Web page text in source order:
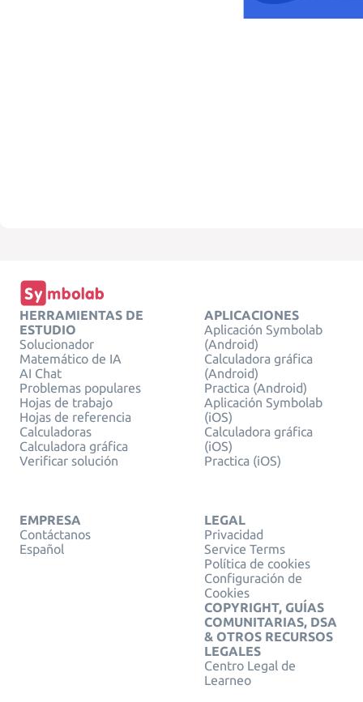
HERRAMIENTAS DE
ESTUDIO
Solucionador
Matemático de IA
AI Chat
Problemas populares
Hojas de trabajo
Hojas de referencia
Calculadoras
Calculadora gráfica
Verificar solución
APLICACIONES
Aplicación Symbolab
(Android)
Calculadora gráfica
(Android)
Practica (Android)
Aplicación Symbolab
(iOS)
Calculadora gráfica
(iOS)
Practica (iOS)
EMPRESA
Contáctanos
Español
LEGAL
Privacidad
Service Terms
Política de cookies
Configuración de
Cookies
COPYRIGHT, GUÍAS
COMUNITARIAS, DSA
& OTROS RECURSOS
LEGALES
Centro Legal de
Learneo